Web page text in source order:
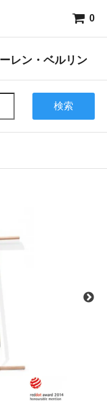
0
レン・ベルリン
検索